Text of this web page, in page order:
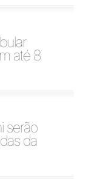
até 8
serão
da